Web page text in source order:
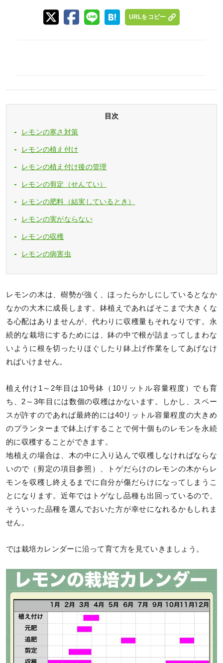
URLをコピー
目次
レモンの寒さ対策
レモンの植え付け
レモンの植え付け後の管理
レモンの剪定（せんてい）
レモンの肥料（結実しているとき）
レモンの実がならない
レモンの収穫
レモンの病害虫
レモンの木は、樹勢が強く、ほったらかしにしているとなか
なかの大木に成長します。鉢植えであればそこまで大きくな
る心配はありませんが、代わりに収穫量もそれなりです。永
続的な栽培にするためには、鉢の中で根が詰まってしまわな
いように根を切ったりほぐしたり鉢上げ作業をしてあげなけ
ればいけません。
植え付け1～2年目は10号鉢（10リットル容量程度）でも育
ち、2～3年目には数個の収穫はかないます。しかし、スペー
スが許すのであれば最終的には40リットル容量程度の大きめ
のプランターまで鉢上げすることで何十個ものレモンを永続
的に収穫することができます。
地植えの場合は、木の中に入り込んで収穫しなければならな
いので（剪定の項目参照）、トゲだらけのレモンの木からレ
モンを収穫し終えるまでに自分が傷だらけになってしまうこ
とになります。近年ではトゲなし品種も出回っているので、
そういった品種を選んでおいた方が幸せになれるかもしれま
せん。
では栽培カレンダーに沿って育て方を見ていきましょう。